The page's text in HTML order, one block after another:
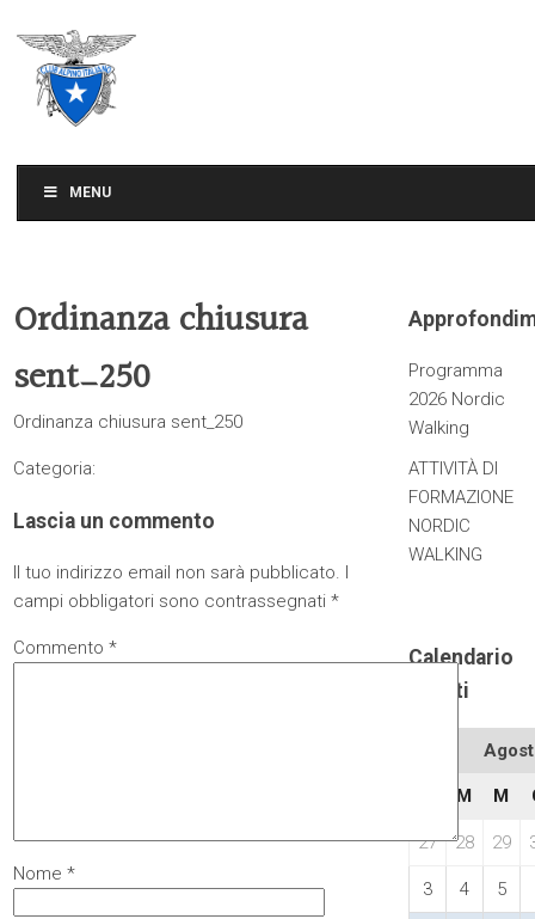
MENU
Ordinanza chiusura
sent_250
Ordinanza chiusura sent_250
Categoria:
Lascia un commento
Il tuo indirizzo email non sarà pubblicato. I
campi obbligatori sono contrassegnati*
Commento*
Nome*
Programma
2026 Nordic
Walking
ATTIVITÀ DI
FORMAZIONE
NORDIC
WALKING
Calendario
eventi
M M
27 28 29
3 4 5